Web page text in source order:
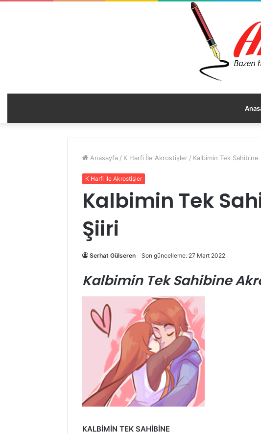
Anasayfa / K Harfi İle Akrostişler / Kalbimin Tek
K Harfi İle Akrostişler
Kalbimin Tek
Şiiri
Serhat Gülseren Son güncelleme: 27 Mart 2022
Kalbimin Tek Sahibine
KALBİMİN TEK SAHİBİNE